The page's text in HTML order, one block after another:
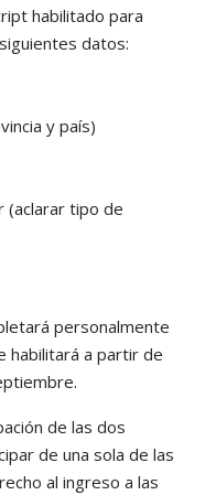
habilitado para
datos:
y país)
(aclarar tipo de
personalmente
habilitará a partir de
de las dos
de una sola de las
al ingreso a las